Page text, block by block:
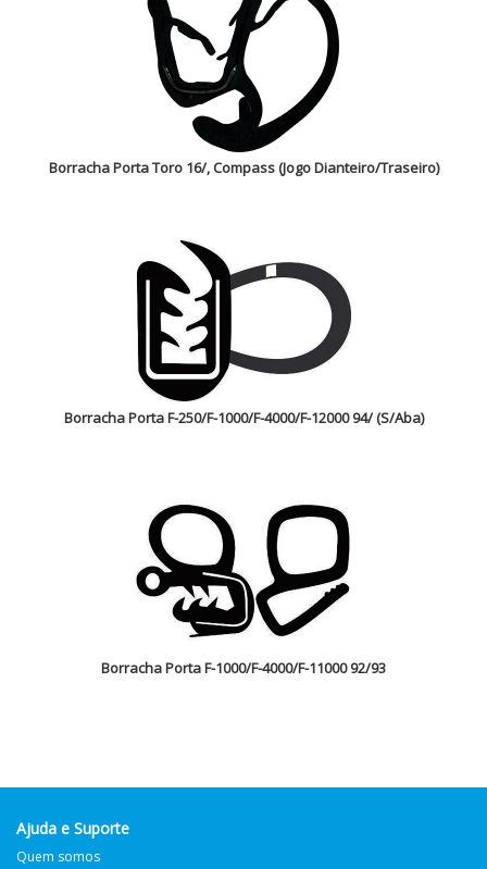
Borracha Porta Toro 16/, Compass (Jogo Dianteiro/Traseiro)
Borracha Porta F-250/F-1000/F-4000/F-12000 94/ (S/Aba)
Borracha Porta F-1000/F-4000/F-11000 92/93
Ajuda e Suporte
Quem somos